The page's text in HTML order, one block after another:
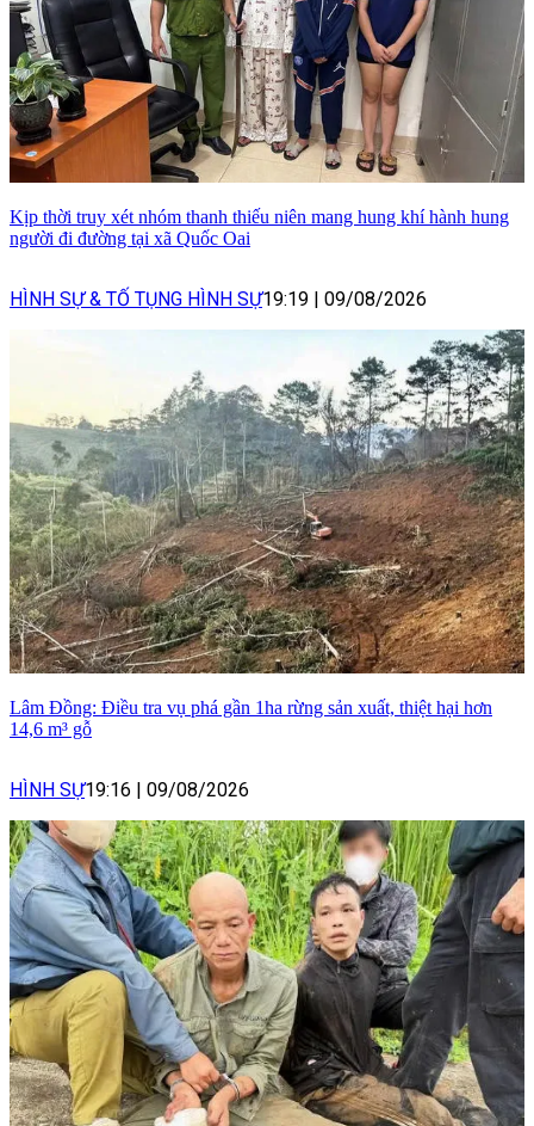
Kịp thời truy xét nhóm thanh thiếu niên mang hung khí hành hung
người đi đường tại xã Quốc Oai
HÌNH SỰ & TỐ TỤNG HÌNH SỰ19:19 | 09/08/2026
Lâm Đồng: Điều tra vụ phá gần 1ha rừng sản xuất, thiệt hại hơn
14,6 m³ gỗ
HÌNH SỰ19:16 | 09/08/2026